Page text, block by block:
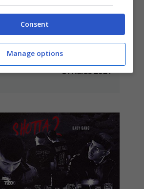
di “No parla tanto”,
di Baby Gang
31 Marzo 2021
Consent
Manage options